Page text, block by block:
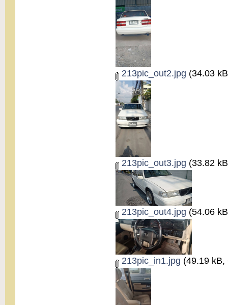
213pic_out2.jpg (34.03
213pic_out3.jpg (33.82
213pic_out4.jpg (54.06
213pic_in1.jpg (49.19